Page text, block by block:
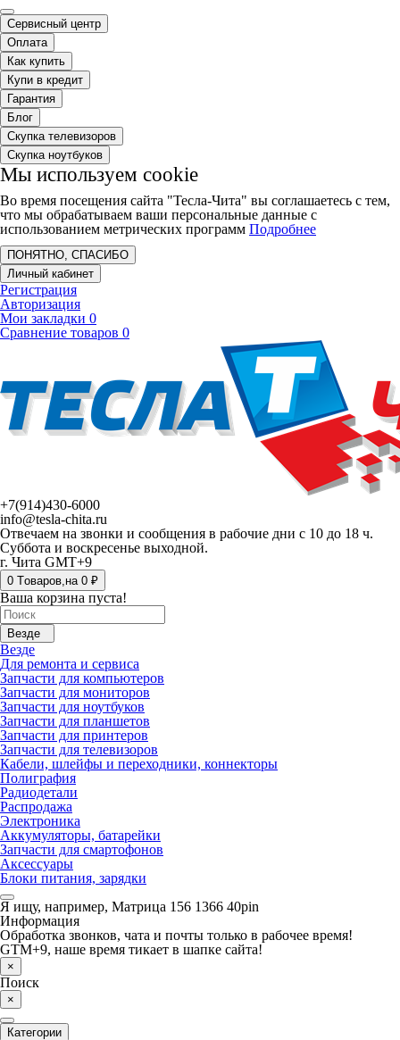
Сервисный центр
Оплата
Как купить
Купи в кредит
Гарантия
Блог
Скупка телевизоров
Скупка ноутбуков
Мы используем cookie
Во время посещения сайта "Тесла-Чита" вы соглашаетесь с тем,
что мы обрабатываем ваши персональные данные с
использованием метрических программ Подробнее
ПОНЯТНО, СПАСИБО
Личный кабинет
Регистрация
Авторизация
Мои закладки 0
Сравнение товаров 0
+7(914)430-6000
info@tesla-chita.ru
Отвечаем на звонки и сообщения в рабочие дни с 10 до 18 ч.
Суббота и воскресенье выходной.
г. Чита GMT+9
0 Tоваров,на 0 ₽
Ваша корзина пуста!
Везде
Везде
Для ремонта и сервиса
Запчасти для компьютеров
Запчасти для мониторов
Запчасти для ноутбуков
Запчасти для планшетов
Запчасти для принтеров
Запчасти для телевизоров
Кабели, шлейфы и переходники, коннекторы
Полиграфия
Радиодетали
Распродажа
Электроника
Аккумуляторы, батарейки
Запчасти для смартофонов
Аксессуары
Блоки питания, зарядки
Я ищу, например, Матрица 156 1366 40pin
Информация
Обработка звонков, чата и почты только в рабочее время!
GTM+9, наше время тикает в шапке сайта!
×
Поиск
×
Категории